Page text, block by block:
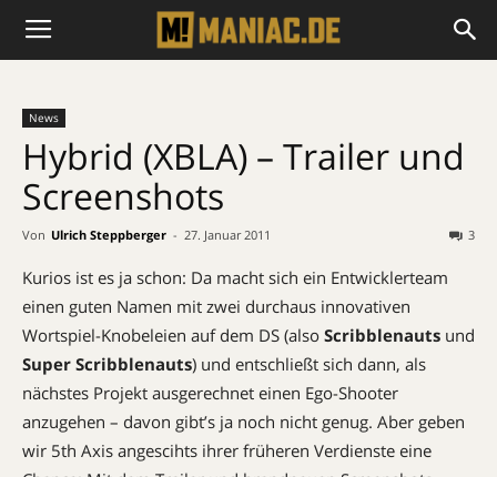
News
Hybrid (XBLA) – Trailer und
Screenshots
Von Ulrich Steppberger - 27. Januar 2011 3
Kurios ist es ja schon: Da macht sich ein Entwicklerteam
einen guten Namen mit zwei durchaus innovativen
Wortspiel-Knobeleien auf dem DS (also Scribblenauts und
Super Scribblenauts) und entschließt sich dann, als
nächstes Projekt ausgerechnet einen Ego-Shooter
anzugehen – davon gibt’s ja noch nicht genug. Aber geben
wir 5th Axis angescihts ihrer früheren Verdienste eine